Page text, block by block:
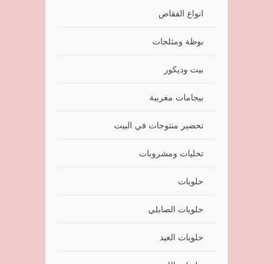
انواع الفقاص
بوظة ومثلجات
بيت وديكور
بيجامات مغربية
تحضير منتوجات في البيت
تحليات ومشروبات
حلويات
حلويات الصابلي
حلويات العيد